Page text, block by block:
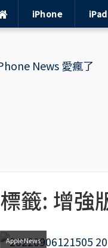
iPhone iPad
標籤: 增強
Apple News